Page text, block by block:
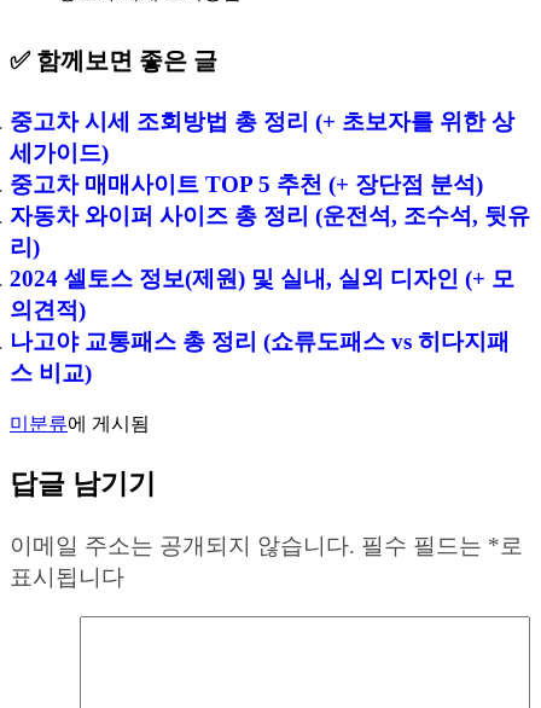
✅ 함께보면 좋은 글
중고차 시세 조회방법 총 정리 (+ 초보자를 위한 상
세가이드)
중고차 매매사이트 TOP 5 추천 (+ 장단점 분석)
자동차 와이퍼 사이즈 총 정리 (운전석, 조수석, 뒷유
리)
2024 셀토스 정보(제원) 및 실내, 실외 디자인 (+ 모
의견적)
나고야 교통패스 총 정리 (쇼류도패스 vs 히다지패
스 비교)
미분류에 게시됨
답글 남기기
이메일 주소는 공개되지 않습니다. 필수 필드는 *로
표시됩니다